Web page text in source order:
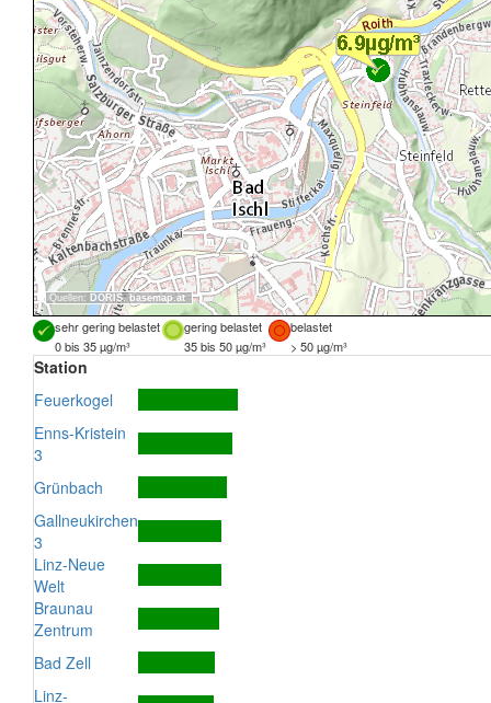
Quellen: DORIS, basemap.at
sehr gering belastet gering belastet
belastet
0 bis 35 µg/m³
35 bis 50 µg/m³ > 50 µg/m³
Station
Feuerkogel
Enns-Kristein
3
Grünbach
Gallneukirchen
3
Linz-Neue
Welt
Braunau
Zentrum
Bad Zell
Linz-